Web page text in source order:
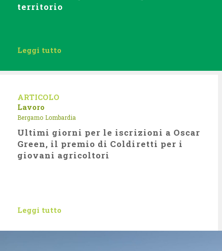
territorio
Leggi tutto
ARTICOLO
Lavoro
Bergamo Lombardia
Ultimi giorni per le iscrizioni a Oscar
Green, il premio di Coldiretti per i
giovani agricoltori
Leggi tutto